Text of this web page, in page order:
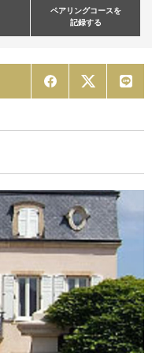
ペアリングコースを
記録する